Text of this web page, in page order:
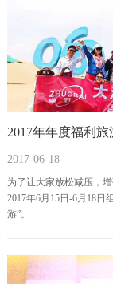
2017年年度福利
2017-06-18
为了让大家放松减压，
2017年6月15日-6月18日
游”。